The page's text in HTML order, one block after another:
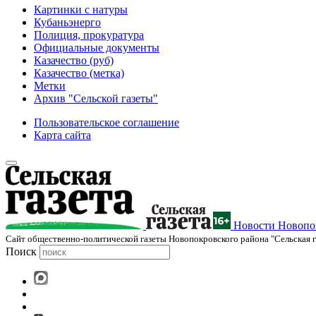
Картинки с натуры
Кубаньэнерго
Полиция, прокуратура
Официальные документы
Казачество (руб)
Казачество (метка)
Метки
Архив "Сельской газеты"
Пользовательское соглашение
Карта сайта
Новости
Cайт общественно-политической газеты Новопокровского района "Сельская
Поиск